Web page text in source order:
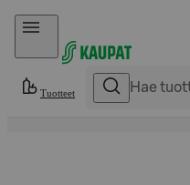
Hyppää sisältöön
Tuotteet